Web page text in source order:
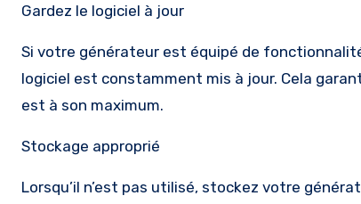
Gardez le logiciel à jour
Si votre générateur est équipé de
logiciel est constamment mis à jour. Cela
est à son maximum.
Stockage approprié
Lorsqu’il n’est pas utilisé, stockez votre